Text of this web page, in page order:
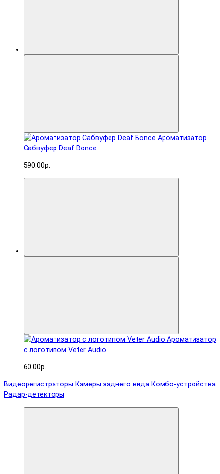
Ароматизатор
Сабвуфер Deaf Bonce
590.00р.
Ароматизатор
с логотипом Veter Audio
60.00р.
Видеорегистраторы Камеры заднего вида Комбо-устройства
Радар-детекторы